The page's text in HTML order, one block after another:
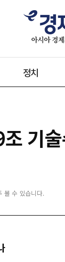
정치
기
볼 수 있습니다.